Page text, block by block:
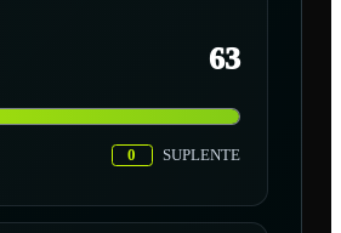
63
0 SUPLENTE